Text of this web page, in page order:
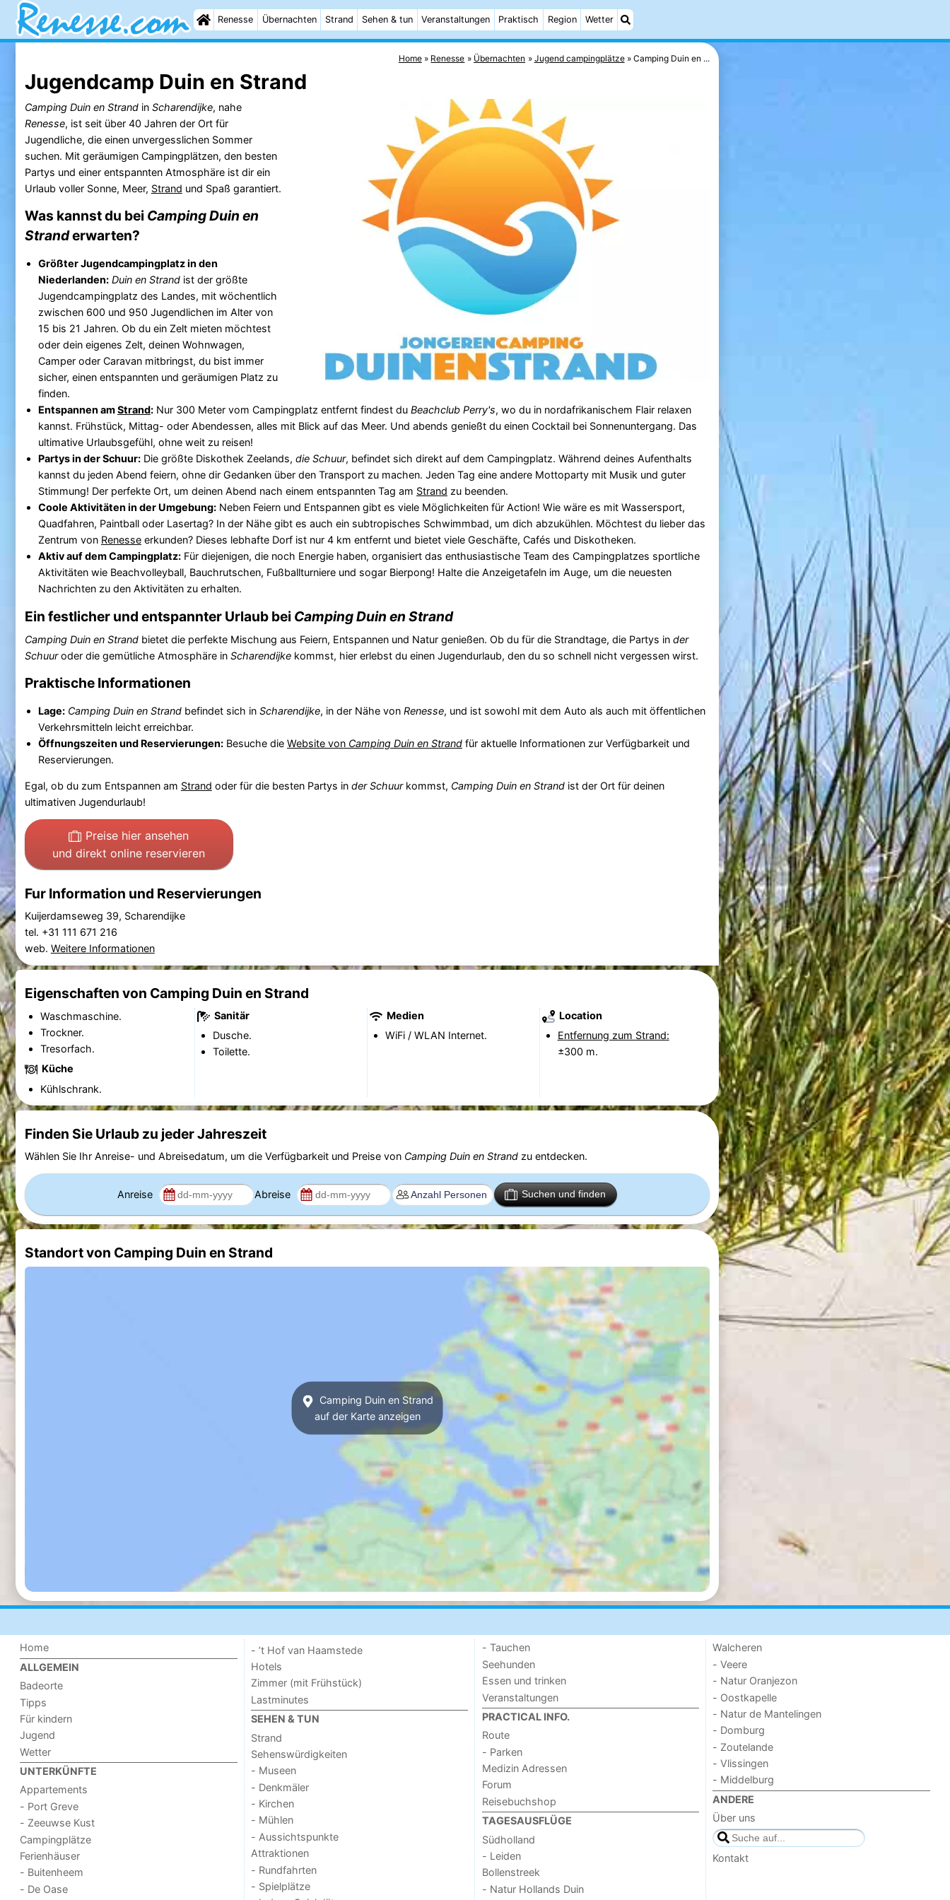
Renesse Übernachten Strand Sehen & tun Veranstaltungen Praktisch Region Wetter
Home Renesse Übernachten Jugend campingplätze Camping Duin en ...
Jugendcamp Duin en Strand
Camping Duin en Strandin Scharendijke, nahe
Renesse, ist seit über 40 Jahren der Ort für
Jugendliche, die einen unvergesslichen Sommer
suchen. Mit geräumigen Campingplätzen, den besten
Partys und einer entspannten Atmosphäre ist dir ein
Urlaub voller Sonne, Meer, Strand und Spaß garantiert.
Was kannst du bei Camping Duin en
Stranderwarten?
Größter Jugendcampingplatz in den
Niederlanden: Duin en Strandist der größte
Jugendcampingplatz des Landes, mit wöchentlich
zwischen 600 und 950 Jugendlichen im Alter von
15 bis 21 Jahren. Ob du ein Zelt mieten möchtest
oder dein eigenes Zelt, deinen Wohnwagen,
Camper oder Caravan mitbringst, du bist immer
sicher, einen entspannten und geräumigen Platz zu
finden.
Entspannen amStrand:Nur 300 Meter vom Campingplatz entfernt findest du Beachclub Perry's, wo du in nordafrikanischem Flair relaxen
kannst. Frühstück, Mittag- oder Abendessen, alles mit Blick auf das Meer. Und abends genießt du einen Cocktail bei Sonnenuntergang. Das
ultimative Urlaubsgefühl, ohne weit zu reisen!
Partys in der Schuur:Die größte Diskothek Zeelands, die Schuur, befindet sich direkt auf dem Campingplatz. Während deines Aufenthalts
kannst du jeden Abend feiern, ohne dir Gedanken über den Transport zu machen. Jeden Tag eine andere Mottoparty mit Musik und guter
Stimmung! Der perfekte Ort, um deinen Abend nach einem entspannten Tag am Strand zu beenden.
Coole Aktivitäten in der Umgebung:Neben Feiern und Entspannen gibt es viele Möglichkeiten für Action! Wie wäre es mit Wassersport,
Quadfahren, Paintball oder Lasertag? In der Nähe gibt es auch ein subtropisches Schwimmbad, um dich abzukühlen. Möchtest du lieber das
Zentrum von Renesseerkunden? Dieses lebhafte Dorf ist nur 4 km entfernt und bietet viele Geschäfte, Cafés und Diskotheken.
Aktiv auf dem Campingplatz:Für diejenigen, die noch Energie haben, organisiert das enthusiastische Team des Campingplatzes sportliche
Aktivitäten wie Beachvolleyball, Bauchrutschen, Fußballturniere und sogar Bierpong! Halte die Anzeigetafeln im Auge, um die neuesten
Nachrichten zu den Aktivitäten zu erhalten.
Ein festlicher und entspannter Urlaub bei Camping Duin en Strand
Camping Duin en Strandbietet die perfekte Mischung aus Feiern, Entspannen und Natur genießen. Ob du für die Strandtage, die Partys in der
Schuuroder die gemütliche Atmosphäre in Scharendijkekommst, hier erlebst du einen Jugendurlaub, den du so schnell nicht vergessen wirst.
Praktische Informationen
Lage: Camping Duin en Strandbefindet sich in Scharendijke, in der Nähe von Renesse, und ist sowohl mit dem Auto als auch mit öffentlichen
Verkehrsmitteln leicht erreichbar.
Öffnungszeiten und Reservierungen:Besuche die Website von Camping Duin en Strandfür aktuelle Informationen zur Verfügbarkeit und
Reservierungen.
Egal, ob du zum Entspannen am Strand oder für die besten Partys in der Schuurkommst, Camping Duin en Strandist der Ort für deinen
ultimativen Jugendurlaub!
Preise hier ansehen
und direkt online reservieren
Fur Information und Reservierungen
Kuijerdamseweg 39, Scharendijke
tel. +31 111 671 216
web. Weitere Informationen
Eigenschaften von Camping Duin en Strand
Waschmaschine.
Trockner.
Tresorfach.
Küche
Kühlschrank.
Sanitär
Dusche.
Toilette.
Medien
WiFi / WLAN Internet.
Location
Entfernung zum Strand:
±300 m.
Finden Sie Urlaub zu jeder Jahreszeit
Wählen Sie Ihr Anreise- und Abreisedatum, um die Verfügbarkeit und Preise von Camping Duin en Strandzu entdecken.
Anreise Abreise Suchen und finden
Standort von Camping Duin en Strand
Camping Duin en Strand
auf der Karte anzeigen
Home
ALLGEMEIN
Badeorte
Tipps
Für kindern
Jugend
Wetter
UNTERKÜNFTE
Appartements
- Port Greve
- Zeeuwse Kust
Campingplätze
Ferienhäuser
- Buitenheem
- De Oase
- ’t Hof van Haamstede
Hotels
Zimmer (mit Frühstück)
Lastminutes
SEHEN & TUN
Strand
Sehenswürdigkeiten
- Museen
- Denkmäler
- Kirchen
- Mühlen
- Aussichtspunkte
Attraktionen
- Rundfahrten
- Spielplätze
- Tauchen
Seehunden
Essen und trinken
Veranstaltungen
PRACTICAL INFO.
Route
- Parken
Medizin Adressen
Forum
Reisebuchshop
TAGESAUSFLÜGE
Südholland
- Leiden
Bollenstreek
- Natur Hollands Duin
Walcheren
- Veere
- Natur Oranjezon
- Oostkapelle
- Natur de Mantelingen
- Domburg
- Zoutelande
- Vlissingen
- Middelburg
ANDERE
Über uns
Kontakt